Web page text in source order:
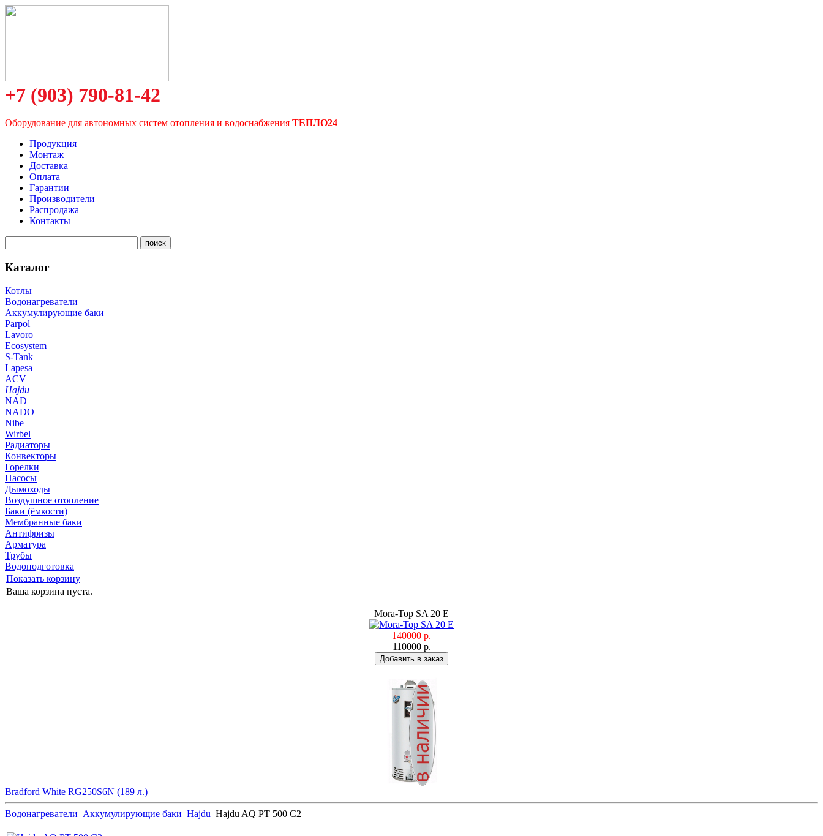
+7 (903) 790-81-42
Оборудование для автономных систем отопления и водоснабжения ТЕПЛО24
Продукция
Монтаж
Доставка
Оплата
Гарантии
Производители
Распродажа
Контакты
Каталог
Котлы
Водонагреватели
Аккумулирующие баки
Parpol
Lavoro
Ecosystem
S-Tank
Lapesa
ACV
Hajdu
NAD
NADO
Nibe
Wirbel
Радиаторы
Конвекторы
Горелки
Насосы
Дымоходы
Воздушное отопление
Баки (ёмкости)
Мембранные баки
Антифризы
Арматура
Трубы
Водоподготовка
Показать корзину
Ваша корзина пуста.
Mora-Top SA 20 E
140000 р.
110000 р.
Bradford White RG250S6N (189 л.)
Водонагреватели Аккумулирующие баки Hajdu Hajdu AQ PT 500 C2